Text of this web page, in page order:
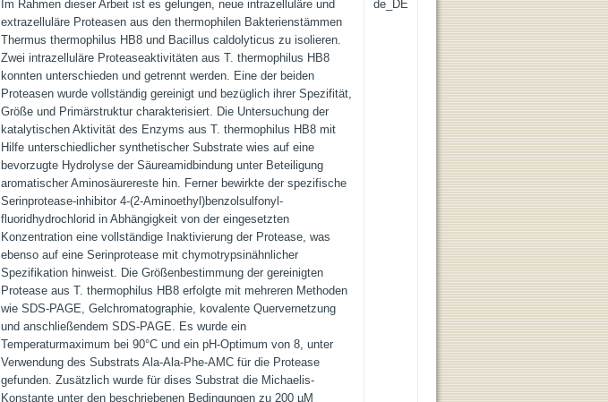
Im Rahmen dieser Arbeit ist es gelungen, neue intrazelluläre und
extrazelluläre Proteasen aus den thermophilen Bakterienstämmen
Thermus thermophilus HB8 und Bacillus caldolyticus zu isolieren.
Zwei intrazelluläre Proteaseaktivitäten aus T. thermophilus HB8
konnten unterschieden und getrennt werden. Eine der beiden
Proteasen wurde vollständig gereinigt und bezüglich ihrer Spezifität,
Größe und Primärstruktur charakterisiert. Die Untersuchung der
katalytischen Aktivität des Enzyms aus T. thermophilus HB8 mit
Hilfe unterschiedlicher synthetischer Substrate wies auf eine
bevorzugte Hydrolyse der Säureamidbindung unter Beteiligung
aromatischer Aminosäurereste hin. Ferner bewirkte der spezifische
Serinprotease-inhibitor 4-(2-Aminoethyl)benzolsulfonyl-
fluoridhydrochlorid in Abhängigkeit von der eingesetzten
Konzentration eine vollständige Inaktivierung der Protease, was
ebenso auf eine Serinprotease mit chymotrypsinähnlicher
Spezifikation hinweist. Die Größenbestimmung der gereinigten
Protease aus T. thermophilus HB8 erfolgte mit mehreren Methoden
wie SDS-PAGE, Gelchromatographie, kovalente Quervernetzung
und anschließendem SDS-PAGE. Es wurde ein
Temperaturmaximum bei 90°C und ein pH-Optimum von 8, unter
Verwendung des Substrats Ala-Ala-Phe-AMC für die Protease
gefunden. Zusätzlich wurde für dises Substrat die Michaelis-
Konstante unter den beschriebenen Bedingungen zu 200 µM
de_DE